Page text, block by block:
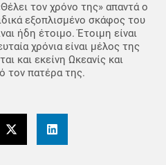
τον χρόνο της» απαντά ο
εξοπλισμένο σκάφος του
ήδη έτοιμο. Έτοιμη είναι
χρόνια είναι μέλος της
και εκείνη Ωκεανίς και
τον πατέρα της.